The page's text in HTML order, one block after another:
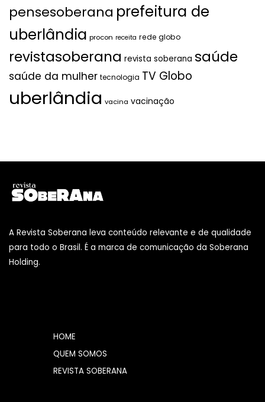
pensesoberana prefeitura de
uberlândia procon receita rede globo
revistasoberana revista soberana saúde
saúde da mulher tecnologia TV Globo
uberlândia vacina vacinação
A Revista Soberana leva conteúdo relevante e de qualidade
para todo o Brasil. É a marca de comunicação da Soberana
Holding.
HOME
QUEM SOMOS
REVISTA SOBERANA